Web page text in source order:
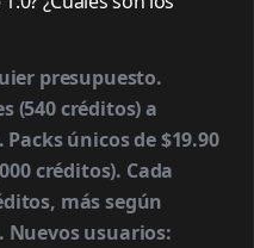
presupuesto.
(540 créditos) a
únicos de $19.90
créditos). Cada
más según
usuarios: